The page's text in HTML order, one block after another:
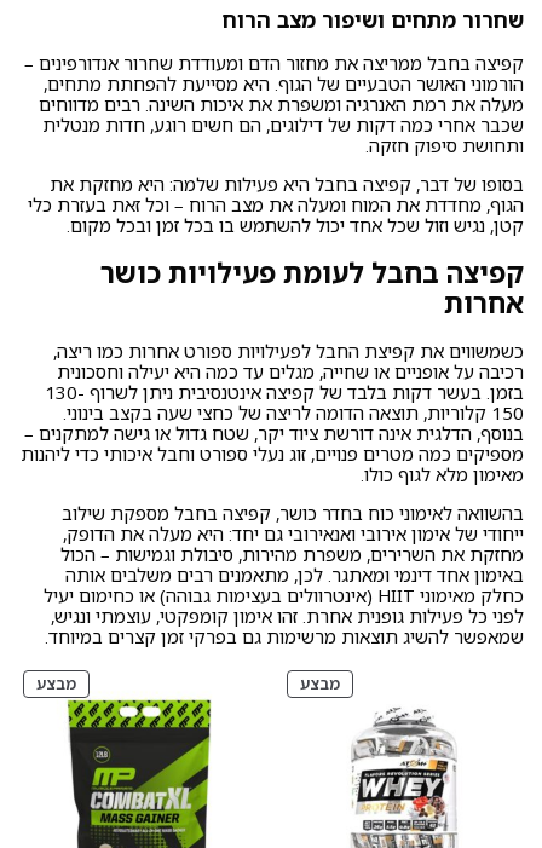
שחרור מתחים ושיפור מצב הרוח
קפיצה בחבל ממריצה את מחזור הדם ומעודדת שחרור אנדורפינים –
הורמוני האושר הטבעיים של הגוף. היא מסייעת להפחתת מתחים,
מעלה את רמת האנרגיה ומשפרת את איכות השינה. רבים מדווחים
שכבר אחרי כמה דקות של דילוגים, הם חשים רוגע, חדות מנטלית
ותחושת סיפוק חזקה.
בסופו של דבר, קפיצה בחבל היא פעילות שלמה: היא מחזקת את
הגוף, מחדדת את המוח ומעלה את מצב הרוח – וכל זאת בעזרת כלי
קטן, נגיש וזול שכל אחד יכול להשתמש בו בכל זמן ובכל מקום.
קפיצה בחבל לעומת פעילויות כושר
אחרות
כשמשווים את קפיצת החבל לפעילויות ספורט אחרות כמו ריצה,
רכיבה על אופניים או שחייה, מגלים עד כמה היא יעילה וחסכונית
בזמן. בעשר דקות בלבד של קפיצה אינטנסיבית ניתן לשרוף 130-
150 קלוריות, תוצאה הדומה לריצה של כחצי שעה בקצב בינוני.
בנוסף, הדלגית אינה דורשת ציוד יקר, שטח גדול או גישה למתקנים –
מספיקים כמה מטרים פנויים, זוג נעלי ספורט וחבל איכותי כדי ליהנות
מאימון מלא לגוף כולו.
בהשוואה לאימוני כוח בחדר כושר, קפיצה בחבל מספקת שילוב
ייחודי של אימון אירובי ואנאירובי גם יחד: היא מעלה את הדופק,
מחזקת את השרירים, משפרת מהירות, סיבולת וגמישות – הכול
באימון אחד דינמי ומאתגר. לכן, מתאמנים רבים משלבים אותה
כחלק מאימוני HIIT (אינטרוולים בעצימות גבוהה) או כחימום יעיל
לפני כל פעילות גופנית אחרת. זהו אימון קומפקטי, עוצמתי ונגיש,
שמאפשר להשיג תוצאות מרשימות גם בפרקי זמן קצרים במיוחד.
מבצעמוצרים
במבצע
מבצע